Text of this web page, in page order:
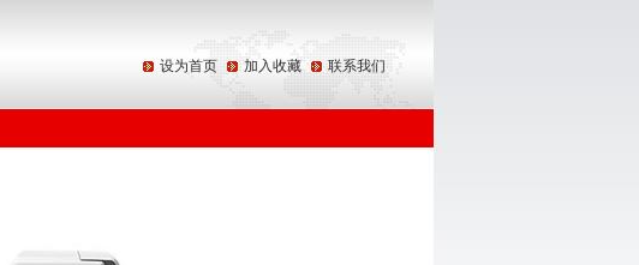
设为首页 加入收藏 联系我们